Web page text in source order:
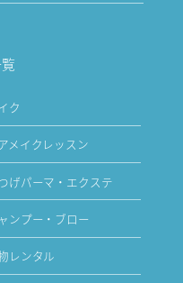
ク
メイクレッスン
げパーマ・エクステ
ンプー・ブロー
レンタル